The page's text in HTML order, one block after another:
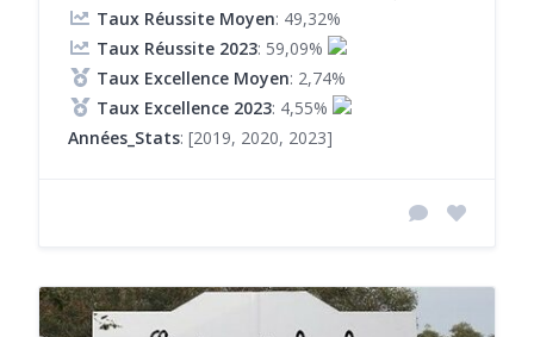
Taux Réussite Moyen: 49,32%
Taux Réussite 2023: 59,09%
Taux Excellence Moyen: 2,74%
Taux Excellence 2023: 4,55%
Années_Stats: [2019, 2020, 2023]